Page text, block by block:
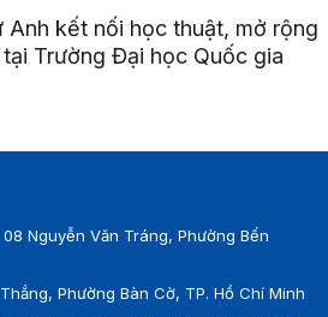
Anh kết nối học thuật, mở rộng
Trường Đại học Quốc gia
08 Nguyễn Văn Tráng, Phường Bến
Phường Bàn Cờ, TP. Hồ Chí Minh